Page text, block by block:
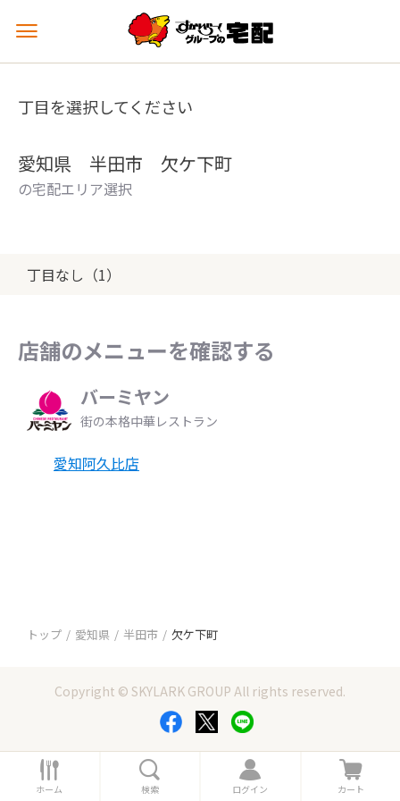
メ
ュ
を
丁目を選択してください
愛知県 半田市 欠ケ下町
の宅配エリア選択
丁目なし（1）
店舗のメニューを確認する
バーミヤン
街の本格中華レストラン
愛知阿久比店
トップ 愛知県 半田市 欠ケ下町
Copyright © SKYLARK GROUP All rights reserved.
ホ
ー
ホーム 索
検索
ロ
グ
ログイン
カ
ー
カート